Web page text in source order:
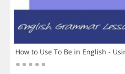
How to Use To Be in English -